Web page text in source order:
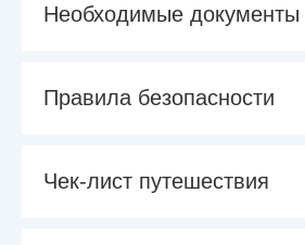
Необходимые документы
Правила безопасности
Чек-лист путешествия